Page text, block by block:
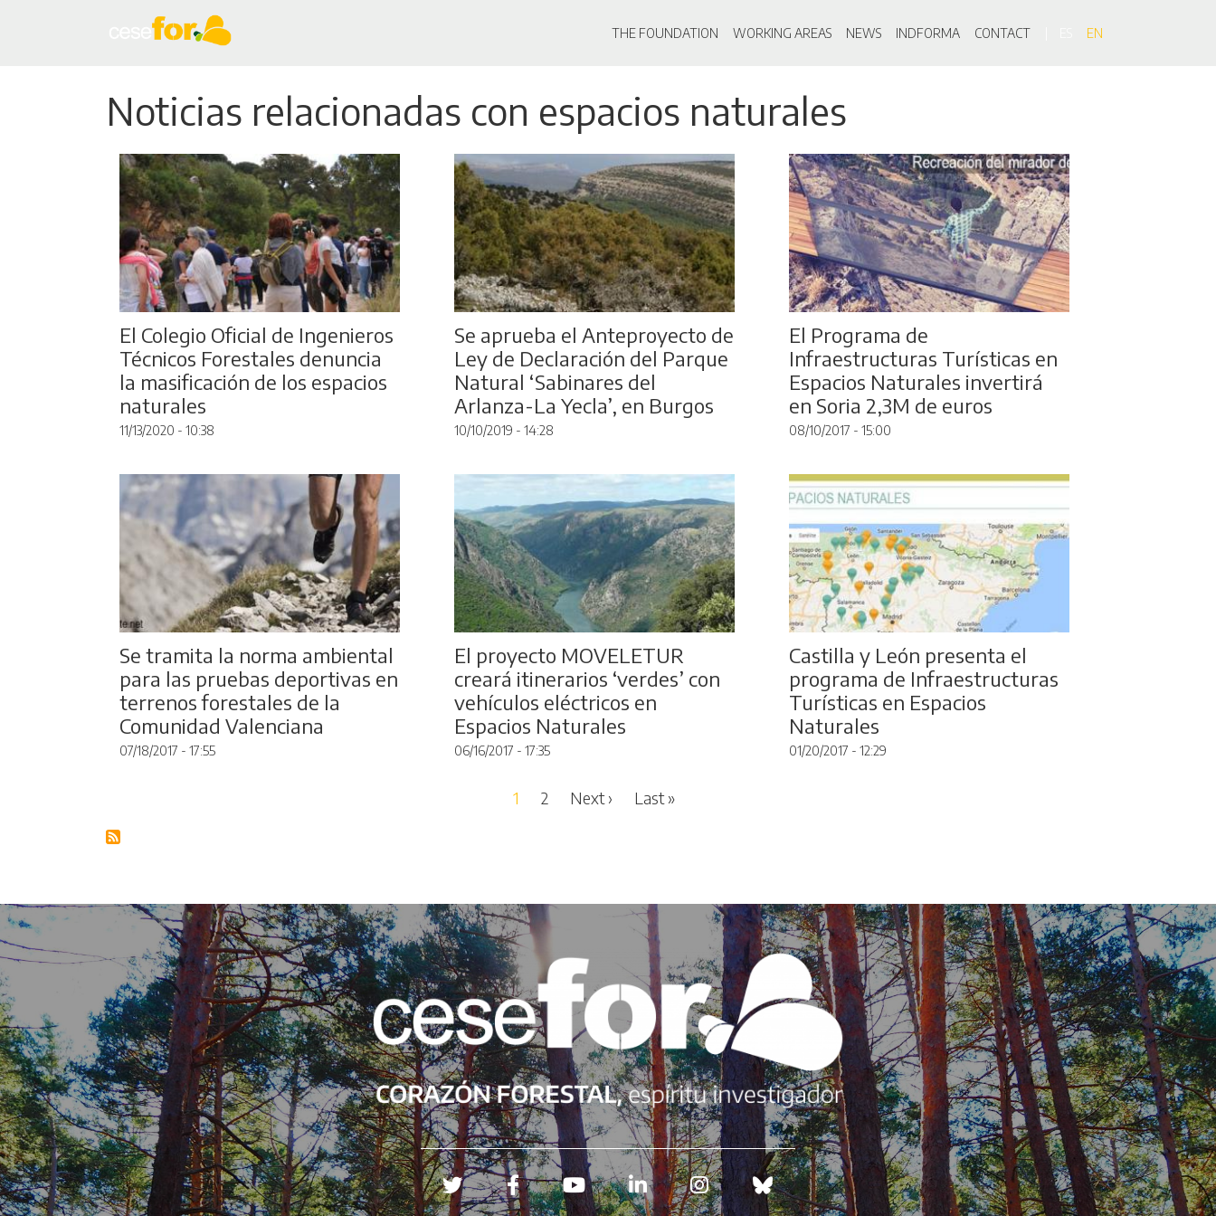
to
main
content
Main navigation
THE FOUNDATION WORKING AREAS NEWS INDFORMA CONTACT EN
Noticias relacionadas con espacios naturales
El Colegio Oficial de Ingenieros
Técnicos Forestales denuncia
la masificación de los espacios
naturales
11/13/2020 - 10:38
Se aprueba el Anteproyecto de
Ley de Declaración del Parque
Natural ‘Sabinares del
Arlanza-La Yecla’, en Burgos
10/10/2019 - 14:28
El Programa de
Infraestructuras Turísticas en
Espacios Naturales invertirá
en Soria 2,3M de euros
08/10/2017 - 15:00
Se tramita la norma ambiental
para las pruebas deportivas en
terrenos forestales de la
Comunidad Valenciana
07/18/2017 - 17:55
El proyecto MOVELETUR
creará itinerarios ‘verdes’ con
vehículos eléctricos en
Espacios Naturales
06/16/2017 - 17:35
Castilla y León presenta el
programa de Infraestructuras
Turísticas en Espacios
Naturales
01/20/2017 - 12:29
1 2 Next › Next page
Last »
Redes sociales